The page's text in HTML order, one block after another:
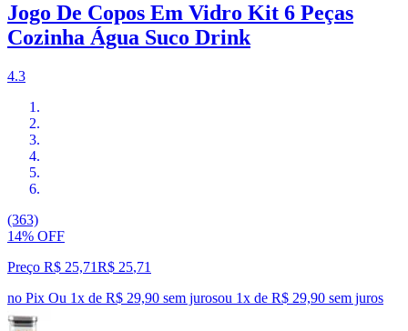
Jogo De Copos Em Vidro Kit 6 Peças
Cozinha Água Suco Drink
4.3
(363)
14% OFF
Preço R$ 25,71R$ 25,71
no Pix Ou 1x de R$ 29,90 sem jurosou 1x de R$ 29,90 sem juros